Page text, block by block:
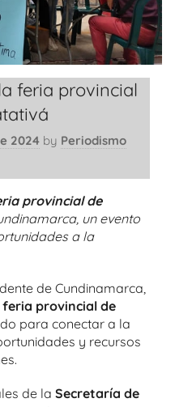
feria provincial
2024 by Periodismo
provincial de
un evento
a la
de Cundinamarca,
feria provincial de
para conectar a la
y recursos
de la Secretaría de